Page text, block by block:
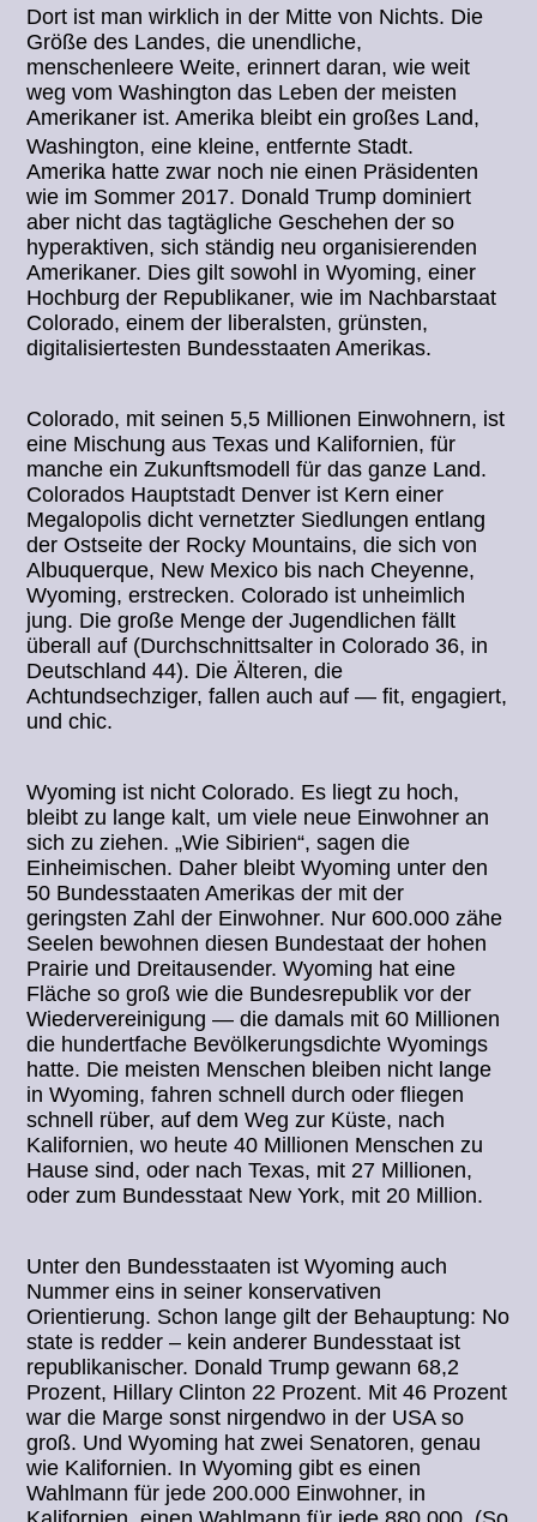
Dort ist man wirklich in der Mitte von Nichts. Die
Größe des Landes, die unendliche,
menschenleere Weite, erinnert daran, wie weit
weg vom Washington das Leben der meisten
Amerikaner ist. Amerika bleibt ein großes Land,
Washington, eine kleine, entfernte Stadt.
Amerika hatte zwar noch nie einen Präsidenten
wie im Sommer 2017. Donald Trump dominiert
aber nicht das tagtägliche Geschehen der so
hyperaktiven, sich ständig neu organisierenden
Amerikaner. Dies gilt sowohl in Wyoming, einer
Hochburg der Republikaner, wie im Nachbarstaat
Colorado, einem der liberalsten, grünsten,
digitalisiertesten Bundesstaaten Amerikas.
Colorado, mit seinen 5,5 Millionen Einwohnern, ist
eine Mischung aus Texas und Kalifornien, für
manche ein Zukunftsmodell für das ganze Land.
Colorados Hauptstadt Denver ist Kern einer
Megalopolis dicht vernetzter Siedlungen entlang
der Ostseite der Rocky Mountains, die sich von
Albuquerque, New Mexico bis nach Cheyenne,
Wyoming, erstrecken. Colorado ist unheimlich
jung. Die große Menge der Jugendlichen fällt
überall auf (Durchschnittsalter in Colorado 36, in
Deutschland 44). Die Älteren, die
Achtundsechziger, fallen auch auf — fit, engagiert,
und chic.
Wyoming ist nicht Colorado. Es liegt zu hoch,
bleibt zu lange kalt, um viele neue Einwohner an
sich zu ziehen. „Wie Sibirien“, sagen die
Einheimischen. Daher bleibt Wyoming unter den
50 Bundesstaaten Amerikas der mit der
geringsten Zahl der Einwohner. Nur 600.000 zähe
Seelen bewohnen diesen Bundestaat der hohen
Prairie und Dreitausender. Wyoming hat eine
Fläche so groß wie die Bundesrepublik vor der
Wiedervereinigung — die damals mit 60 Millionen
die hundertfache Bevölkerungsdichte Wyomings
hatte. Die meisten Menschen bleiben nicht lange
in Wyoming, fahren schnell durch oder fliegen
schnell rüber, auf dem Weg zur Küste, nach
Kalifornien, wo heute 40 Millionen Menschen zu
Hause sind, oder nach Texas, mit 27 Millionen,
oder zum Bundesstaat New York, mit 20 Million.
Unter den Bundesstaaten ist Wyoming auch
Nummer eins in seiner konservativen
Orientierung. Schon lange gilt der Behauptung: No
state is redder – kein anderer Bundesstaat ist
republikanischer. Donald Trump gewann 68,2
Prozent, Hillary Clinton 22 Prozent. Mit 46 Prozent
war die Marge sonst nirgendwo in der USA so
groß. Und Wyoming hat zwei Senatoren, genau
wie Kalifornien. In Wyoming gibt es einen
Wahlmann für jede 200.000 Einwohner, in